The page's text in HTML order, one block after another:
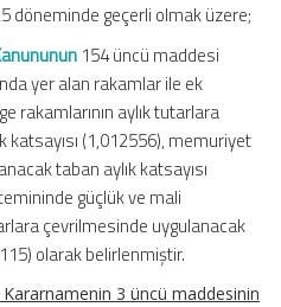
geçerli olmak üzere;
154 üncü maddesi
yer alan rakamlar ile ek
rakamlarının aylık tutarlara
katsayısı (1,012556), memuriyet
taban aylık katsayısı
güçlük ve mali
çevrilmesinde uygulanacak
olarak belirlenmiştir.
Kararnamenin 3 üncü maddesinin